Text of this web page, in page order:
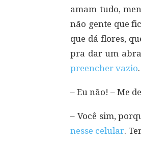
amam tudo,
não gente que
que dá flores,
pra dar um
preencher vazio
– Eu não! – Me
– Você sim,
nesse celular.